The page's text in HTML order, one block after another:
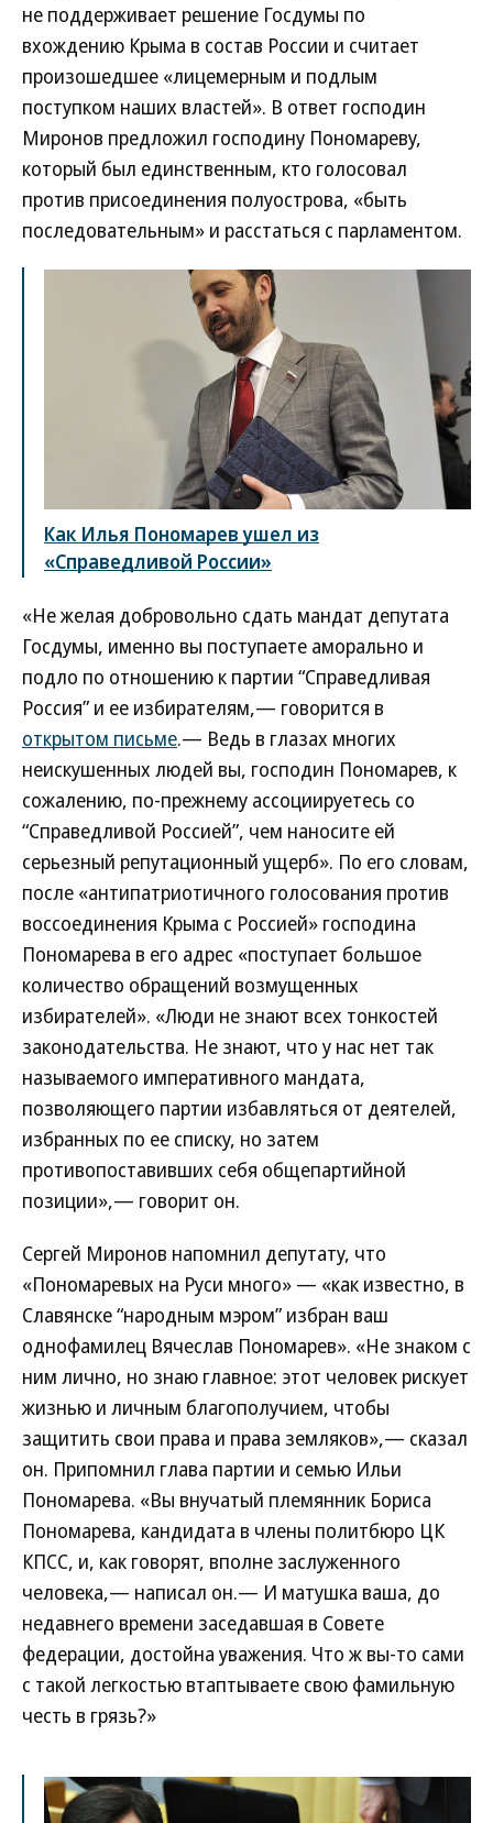
не поддерживает решение Госдумы по
вхождению Крыма в состав России и считает
произошедшее «лицемерным и подлым
поступком наших властей». В ответ господин
Миронов предложил господину Пономареву,
который был единственным, кто голосовал
против присоединения полуострова, «быть
последовательным» и расстаться с парламентом.
Как Илья Пономарев ушел из
«Справедливой России»
«Не желая добровольно сдать мандат депутата
Госдумы, именно вы поступаете аморально и
подло по отношению к партии “Справедливая
Россия” и ее избирателям,— говорится в
открытом письме.— Ведь в глазах многих
неискушенных людей вы, господин Пономарев, к
сожалению, по-прежнему ассоциируетесь со
“Справедливой Россией”, чем наносите ей
серьезный репутационный ущерб». По его словам,
после «антипатриотичного голосования против
воссоединения Крыма с Россией» господина
Пономарева в его адрес «поступает большое
количество обращений возмущенных
избирателей». «Люди не знают всех тонкостей
законодательства. Не знают, что у нас нет так
называемого императивного мандата,
позволяющего партии избавляться от деятелей,
избранных по ее списку, но затем
противопоставивших себя общепартийной
позиции»,— говорит он.
Сергей Миронов напомнил депутату, что
«Пономаревых на Руси много» — «как известно, в
Славянске “народным мэром” избран ваш
однофамилец Вячеслав Пономарев». «Не знаком с
ним лично, но знаю главное: этот человек рискует
жизнью и личным благополучием, чтобы
защитить свои права и права земляков»,— сказал
он. Припомнил глава партии и семью Ильи
Пономарева. «Вы внучатый племянник Бориса
Пономарева, кандидата в члены политбюро ЦК
КПСС, и, как говорят, вполне заслуженного
человека,— написал он.— И матушка ваша, до
недавнего времени заседавшая в Совете
федерации, достойна уважения. Что ж вы-то сами
с такой легкостью втаптываете свою фамильную
честь в грязь?»